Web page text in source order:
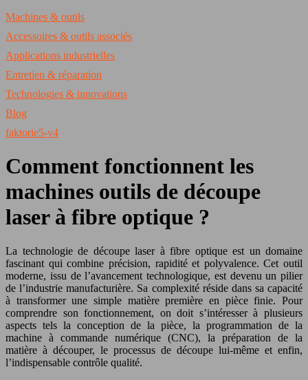
Machines & outils
Accessoires & outils associés
Applications industrielles
Entretien & réparation
Technologies & innovations
Blog
faktorie5-v4
Comment fonctionnent les
machines outils de découpe
laser à fibre optique ?
La technologie de découpe laser à fibre optique est un domaine
fascinant qui combine précision, rapidité et polyvalence. Cet outil
moderne, issu de l’avancement technologique, est devenu un pilier
de l’industrie manufacturière. Sa complexité réside dans sa capacité
à transformer une simple matière première en pièce finie. Pour
comprendre son fonctionnement, on doit s’intéresser à plusieurs
aspects tels la conception de la pièce, la programmation de la
machine à commande numérique (CNC), la préparation de la
matière à découper, le processus de découpe lui-même et enfin,
l’indispensable contrôle qualité.